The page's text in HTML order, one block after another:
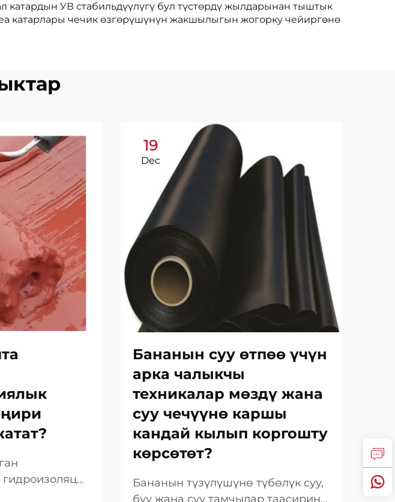
катардын УВ стабильдүүлүгү бул түстөрдү жылдарынан тыштык
катарлары чечик өзгөрүшүнүн жакшылыгын жогорку чейиргөнө
19
Dec
Бананын суу өтпөө үчүн
арка чалыкчы
техникалар мөздү жана
суу чечүүнө каршы
кандай кылып коргошту
көрсөтөт?
Бананын түзүлүшүнө түбөлүк суу,
буу жана суу тамчылар таасирин